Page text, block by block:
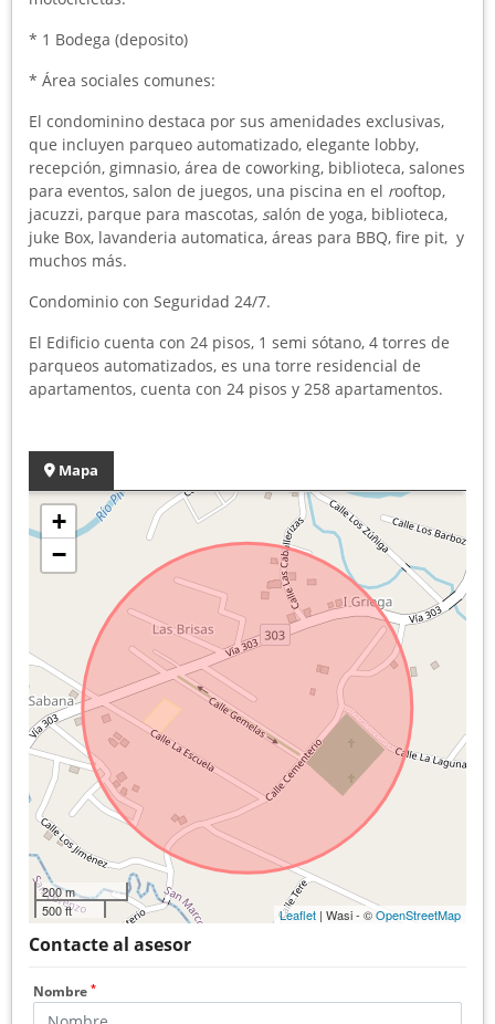
* 1 Bodega (deposito)
* Área sociales comunes:
El condominino destaca por sus amenidades exclusivas,
que incluyen parqueo automatizado, elegante lobby,
recepción, gimnasio, área de coworking, biblioteca, salones
para eventos, salon de juegos, una piscina en el rooftop,
jacuzzi, parque para mascotas, salón de yoga, biblioteca,
juke Box, lavanderia automatica, áreas para BBQ, fire pit, y
muchos más.
Condominio con Seguridad 24/7.
El Edificio cuenta con 24 pisos, 1 semi sótano, 4 torres de
parqueos automatizados, es una torre residencial de
apartamentos, cuenta con 24 pisos y 258 apartamentos.
Mapa
+
−
200 m
500 ft
Leaflet | Wasi - ©OpenStreetMap
Contacte al asesor
Nombre *